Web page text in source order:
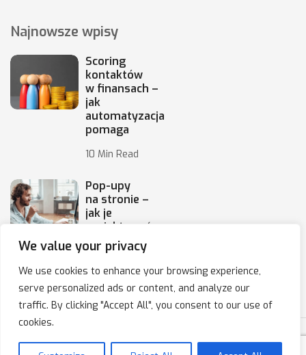
We value your privacy
We use cookies to enhance your browsing experience,
serve personalized ads or content, and analyze our
traffic. By clicking "Accept All", you consent to our use of
cookies.
Najnowsze wpisy
Scoring
kontaktów
w finansach –
jak
automatyzacja
pomaga
10 Min Read
Pop-upy
na stronie –
jak je
projektować,
by
10 Min Read
Copyright © 2020-2025 IPresso S.A. Marketing Automation